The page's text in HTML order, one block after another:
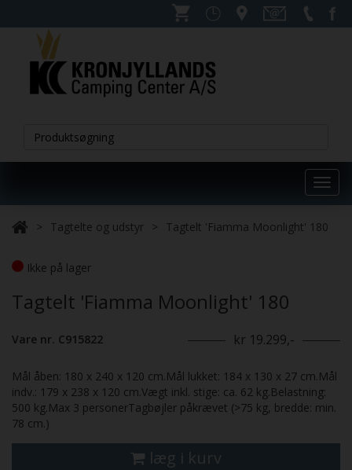
Tagtelte og udstyr Tagtelt 'Fiamma Moonlight' 180
Ikke på lager
Tagtelt 'Fiamma Moonlight' 180
Vare nr. C915822 kr 19.299,-
Mål åben: 180 x 240 x 120 cm.Mål lukket: 184 x 130 x 27 cm.Mål
indv.: 179 x 238 x 120 cm.Vægt inkl. stige: ca. 62 kg.Belastning:
500 kg.Max 3 personerTagbøjler påkrævet (>75 kg, bredde: min.
78 cm.)
læg i kurv